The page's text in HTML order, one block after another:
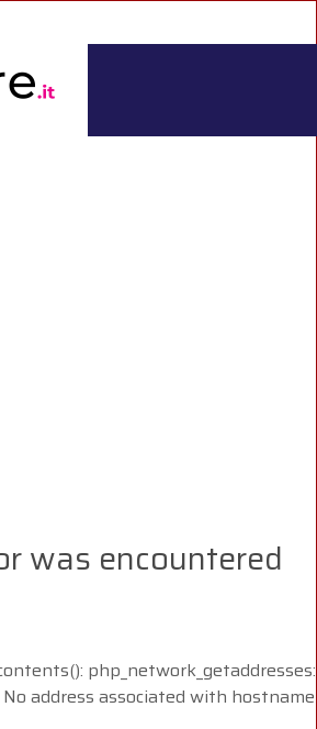
was encountered
php_network_getaddresses:
address associated with hostname